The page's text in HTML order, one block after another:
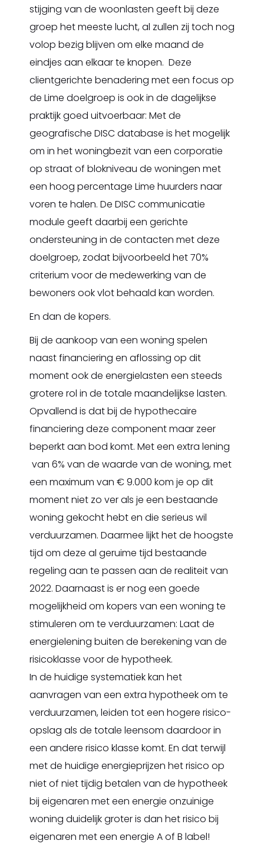
stijging van de woonlasten geeft bij deze
groep het meeste lucht, al zullen zij toch nog
volop bezig blijven om elke maand de
eindjes aan elkaar te knopen. Deze
clientgerichte benadering met een focus op
de Lime doelgroep is ook in de dagelijkse
praktijk goed uitvoerbaar: Met de
geografische DISC database is het mogelijk
om in het woningbezit van een corporatie
op straat of blokniveau de woningen met
een hoog percentage Lime huurders naar
voren te halen. De DISC communicatie
module geeft daarbij een gerichte
ondersteuning in de contacten met deze
doelgroep, zodat bijvoorbeeld het 70%
criterium voor de medewerking van de
bewoners ook vlot behaald kan worden.
En dan de kopers.
Bij de aankoop van een woning spelen
naast financiering en aflossing op dit
moment ook de energielasten een steeds
grotere rol in de totale maandelijkse lasten.
Opvallend is dat bij de hypothecaire
financiering deze component maar zeer
beperkt aan bod komt. Met een extra lening
van 6% van de waarde van de woning, met
een maximum van € 9.000 kom je op dit
moment niet zo ver als je een bestaande
woning gekocht hebt en die serieus wil
verduurzamen. Daarmee lijkt het de hoogste
tijd om deze al geruime tijd bestaande
regeling aan te passen aan de realiteit van
2022. Daarnaast is er nog een goede
mogelijkheid om kopers van een woning te
stimuleren om te verduurzamen: Laat de
energielening buiten de berekening van de
risicoklasse voor de hypotheek.
In de huidige systematiek kan het
aanvragen van een extra hypotheek om te
verduurzamen, leiden tot een hogere risico-
opslag als de totale leensom daardoor in
een andere risico klasse komt. En dat terwijl
met de huidige energieprijzen het risico op
niet of niet tijdig betalen van de hypotheek
bij eigenaren met een energie onzuinige
woning duidelijk groter is dan het risico bij
eigenaren met een energie A of B label!